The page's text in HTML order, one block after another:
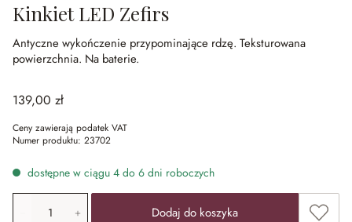
Kinkiet LED Zefirs
Antyczne wykończenie przypominające rdzę. Teksturowana
powierzchnia. Na baterie.
139,00 zł
Ceny zawierają podatek VAT
Numer produktu: 23702
dostępne w ciągu 4 do 6 dni roboczych
Ilość produktu: Wprowadź żądaną wartość lub użyj
Dodaj do koszyka Dodaj